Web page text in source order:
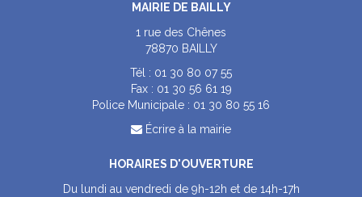
MAIRIE DE BAILLY
1 rue des Chênes
78870 BAILLY
Tél : 01 30 80 07 55
Fax : 01 30 56 61 19
Police Municipale : 01 30 80 55 16
Écrire à la mairie
HORAIRES D'OUVERTURE
Du lundi au vendredi de 9h-12h et de 14h-17h